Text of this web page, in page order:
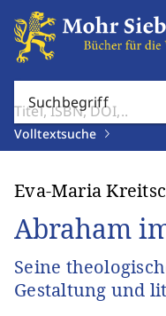
Suchbegriff
Volltextsuche
Eva-Maria
Abraham
Seine
Gestaltung und